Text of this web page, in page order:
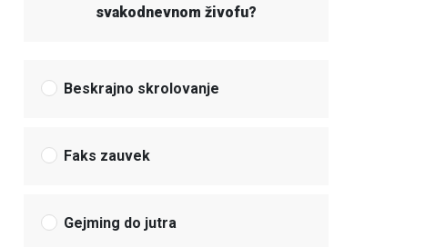
svakodnevnom živofu?
Beskrajno skrolovanje
Faks zauvek
Gejming do jutra